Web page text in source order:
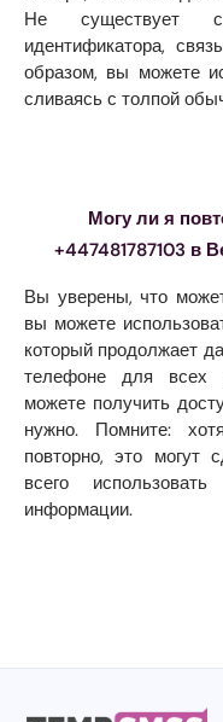
Не существует
идентификатора,
образом, вы можете
сливаясь с толпой
Могу ли я
+447481787103 в
Вы уверены, что
вы можете
который продолжает
телефоне для всех
можете получить
нужно. Помните:
повторно, это могут
всего
информации.